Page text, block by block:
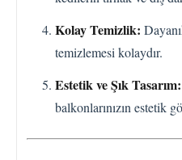
Kolay Temizlik:
temizlemesi kolaydır.
Estetik ve Şık Tasarım:
balkonlarınızın estetik